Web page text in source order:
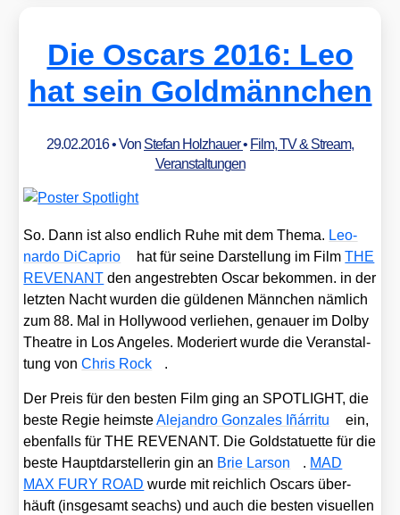
Die Oscars 2016: Leo
hat sein Goldmännchen
29.02.2016• Von Stefan Holzhauer• Film, TV & Stream,
Veranstaltungen
So. Dann ist also end­lich Ruhe mit dem The­ma. Leo­
nar­do DiCa­prio
hat für sei­ne Dar­stel­lung im FilmTHE
REVENANT den ange­streb­ten Oscar bekom­men. in der
letz­ten Nacht wur­den die gül­de­nen Männ­chen näm­lich
zum 88. Mal in Hol­ly­wood ver­lie­hen, genau­er im Dol­by
Theat­re in Los Ange­les. Mode­riert wur­de die Ver­an­stal­
tung vonChris Rock .
Der Preis für den bes­ten Film ging an SPOTLIGHT, die
bes­te Regie heims­teAle­jan­dro Gon­za­les Iñár­ri­tu
ein,
eben­falls für THE REVENANT. Die Gold­sta­tu­et­te für die
bes­te Haupt­dar­stel­le­rin gin an Brie Lar­son . MAD
MAX FURY ROAD wur­de mit reich­lich Oscars über­
häuft (ins­ge­samt seachs) und auch die bes­ten visu­el­len